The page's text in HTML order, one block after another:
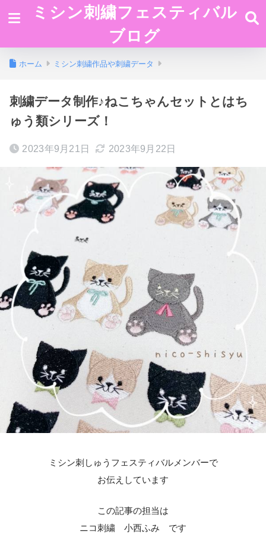
ミシン刺繍フェスティバル
ブログ
ホーム ミシン刺繍作品や刺繍データ
刺繍データ制作♪ねこちゃんセットとはち
ゅう類シリーズ！
2023年9月21日 2023年9月22日
ミシン刺しゅうフェスティバルメンバーで
お伝えしています
この記事の担当は
ニコ刺繍 小西ふみ です